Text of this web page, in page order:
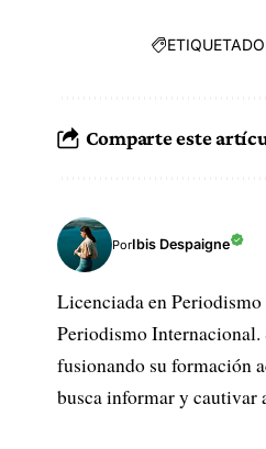
Comparte este
PorIbis Despaigne
Licenciada en
Periodismo
fusionando su formación
busca informar y cautivar